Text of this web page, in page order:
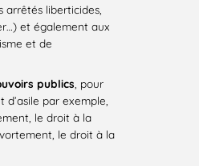
arrêtés liberticides,
et également aux
et de
publics , pour
par exemple,
le droit à la
le droit à la